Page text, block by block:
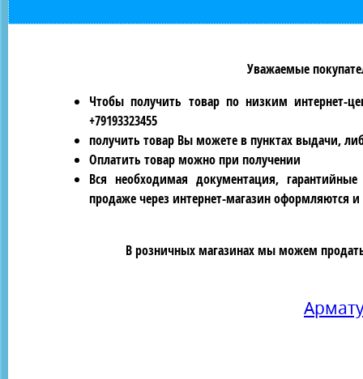
Уважаемые
Чтобы получить товар по низким интернет-
+79193323455
получить товар Вы можете в пунктах выдачи,
Оплатить товар можно при получении
Вся необходимая документация,
продаже через интернет-магазин оформляются
В розничных магазинах мы можем